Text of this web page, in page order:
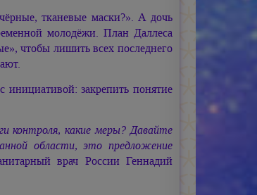
тканевые маски?». А дочь
молодёжи. План Даллеса
чтобы лишить всех последнего
закрепить понятие
контроля, какие меры? Давайте
области, это предложение
врач России Геннадий